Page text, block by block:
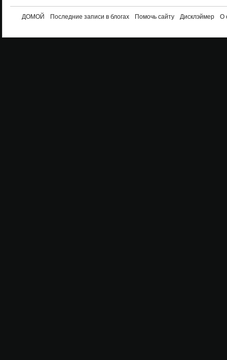
ДОМОЙ Последние записи в блогах Помочь сайту Дисклэймер О